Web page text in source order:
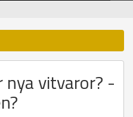
nya vitvaror? -